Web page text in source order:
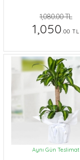
1,080.00 TL
1,050.00 TL
Aynı Gün Teslimat